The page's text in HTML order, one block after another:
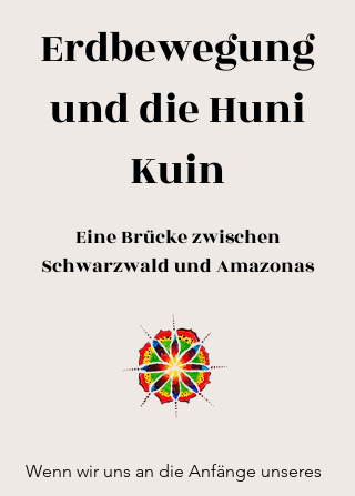
Erdbewegung
und die Huni
Kuin
Eine Brücke zwischen
Schwarzwald und Amazonas
Wenn wir uns an die Anfänge unseres